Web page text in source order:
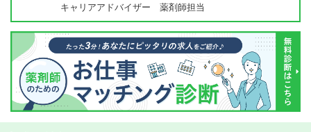
キャリアアドバイザー 薬剤師担当